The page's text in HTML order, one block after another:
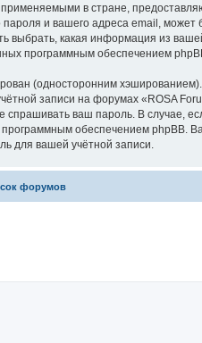
в стране,
и вашего адреса email,
выбрать, какая информация из
программным обеспечением
(односторонним хэшированием).
записи на форумах «ROSA
спрашивать ваш пароль. В случае,
обеспечением phpBB.
для вашей учётной записи.
форумов